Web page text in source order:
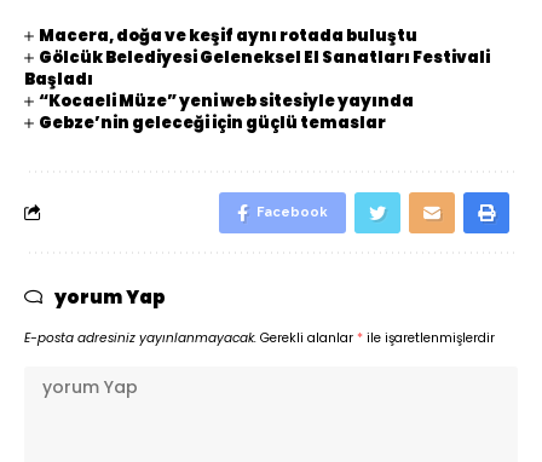
Macera, doğa ve keşif aynı rotada buluştu
Gölcük Belediyesi Geleneksel El Sanatları Festivali
Başladı
“Kocaeli Müze” yeni web sitesiyle yayında
Gebze’nin geleceği için güçlü temaslar
Facebook
yorum Yap
E-posta adresiniz yayınlanmayacak. Gerekli alanlar * ile işaretlenmişlerdir